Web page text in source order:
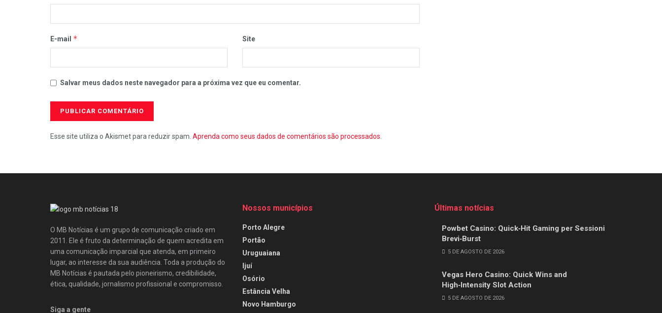
E-mail * Site
Salvar meus dados neste navegador para a próxima vez que eu comentar.
Esse site utiliza o Akismet para reduzir spam. Aprenda como seus dados de comentários são processados
O MB Notícias é um grupo de comunicação criado em
2011. Ele é fruto da determinação de quem acredita em
uma comunicação imparcial que atenda, em primeiro
lugar, ao interesse da sua audiência. Toda a produção do
MB Notícias é pautada pelo pioneirismo, credibilidade,
ética, qualidade, jornalismo profissional e compromisso.
Siga a gente
Nossos municípios
Porto Alegre
Portão
Uruguaiana
Ijuí
Osório
Estância Velha
Novo Hamburgo
Últimas notícias
Powbet Casino: Quick‑Hit Gaming per Sessioni
Brevi‑Burst
5 DE AGOSTO DE 2026
Vegas Hero Casino: Quick Wins and
High‑Intensity Slot Action
5 DE AGOSTO DE 2026